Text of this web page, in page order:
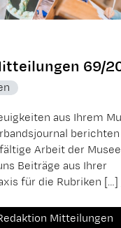
69/
aus Ihrem
Arbeit der
Beiträge aus Ihrer
für die Rubriken […]
Mitteilungen